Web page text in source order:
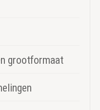
grootformaat